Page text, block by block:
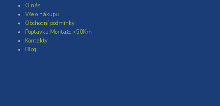
O nás
Vše o nákupu
Obchodní podmínky
Poptávka Montáže <50Km
Kontakty
Blog